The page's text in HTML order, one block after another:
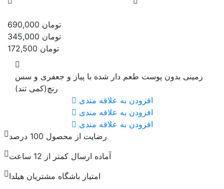
690,000 تومان
345,000 تومان
172,500 تومان
زمینی بدون پوست طعم دار شده با پیاز و جعفری و سس
رنچ(کمی تند)
افزودن به علاقه مندی
افزودن به علاقه مندی
افزودن به علاقه مندی
رضایت از محصول 100 درصد
آماده ارسال کمتر از 12 ساعت
امتیاز باشگاه مشتریان هیلدا